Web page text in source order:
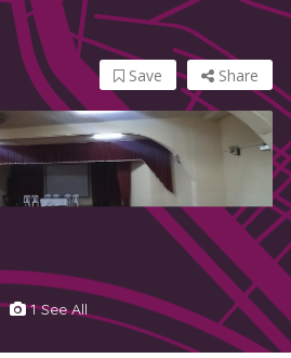
Share
Save
1 See All